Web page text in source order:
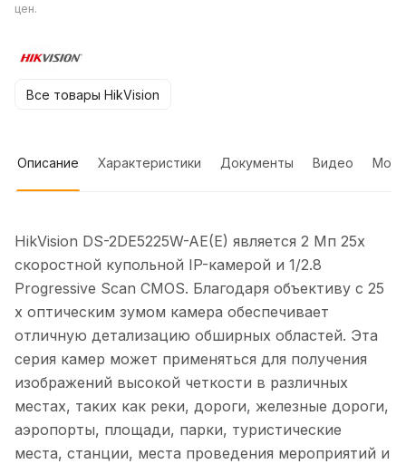
цен.
Все товары HikVision
Описание Характеристики Документы Видео
HikVision DS-2DE5225W-AE(E) является 2 Мп 25x
скоростной купольной IP-камерой и 1/2.8
Progressive Scan CMOS. Благодаря объективу с 25
x оптическим зумом камера обеспечивает
отличную детализацию обширных областей. Эта
серия камер может применяться для получения
изображений высокой четкости в различных
местах, таких как реки, дороги, железные дороги,
аэропорты, площади, парки, туристические
места, станции, места проведения мероприятий и